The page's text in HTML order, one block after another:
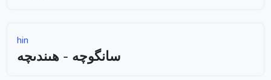
hin
سانگوچە - ھىندىچە